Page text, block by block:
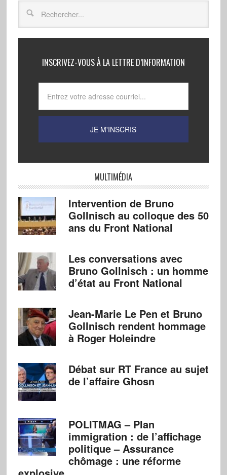
INSCRIVEZ-VOUS À LA LETTRE D’INFORMATION
MULTIMÉDIA
Intervention de Bruno
Gollnisch au colloque des 50
ans du Front National
Les conversations avec
Bruno Gollnisch : un homme
d’état au Front National
Jean-Marie Le Pen et Bruno
Gollnisch rendent hommage
à Roger Holeindre
Débat sur RT France au sujet
de l’affaire Ghosn
POLITMAG – Plan
immigration : de l’affichage
politique – Assurance
chômage : une réforme